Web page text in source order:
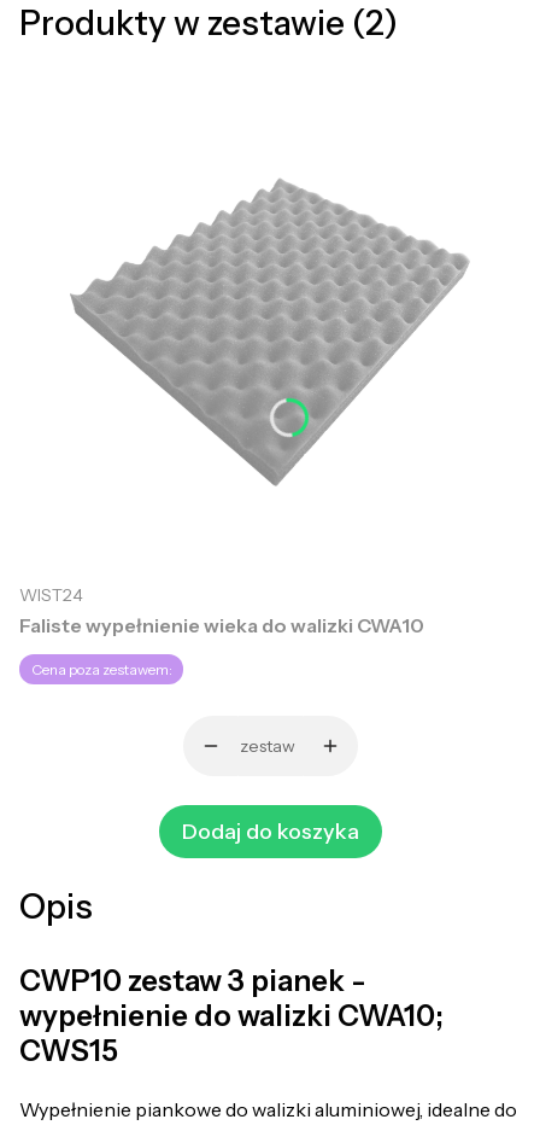
Produkty w zestawie (2)
WIST24
Faliste wypełnienie wieka do walizki CWA10
Cena poza zestawem:
zestaw
Dodaj do koszyka
Opis
CWP10 zestaw 3 pianek -
wypełnienie do walizki CWA10;
CWS15
Wypełnienie piankowe do walizki aluminiowej, idealne do